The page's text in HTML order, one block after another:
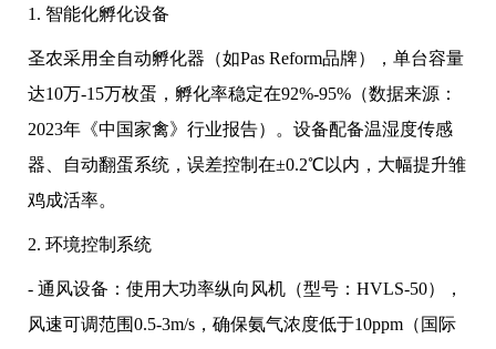
1. 智能化孵化设备
圣农采用全自动孵化器（如Pas Reform品牌），单台容量
达10万-15万枚蛋，孵化率稳定在92%-95%（数据来源：
2023年《中国家禽》行业报告）。设备配备温湿度传感
器、自动翻蛋系统，误差控制在±0.2℃以内，大幅提升雏
鸡成活率。
2. 环境控制系统
- 通风设备：使用大功率纵向风机（型号：HVLS-50），
风速可调范围0.5-3m/s，确保氨气浓度低于10ppm（国际